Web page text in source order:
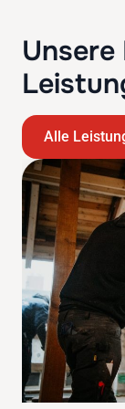
Alle